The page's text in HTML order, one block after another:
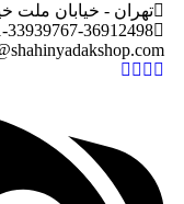
تهران - خیابان ملت
33939767-36912498